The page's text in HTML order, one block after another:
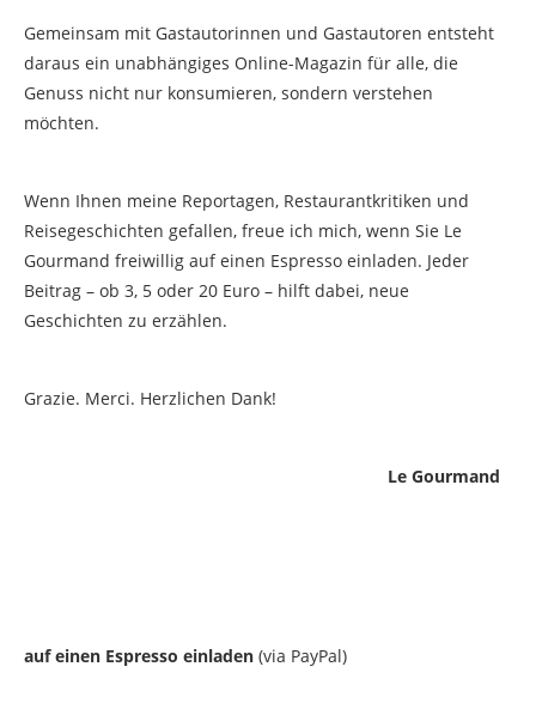
Gemeinsam mit Gastautorinnen und Gastautoren entsteht
daraus ein unabhängiges Online-Magazin für alle, die
Genuss nicht nur konsumieren, sondern verstehen
möchten.
Wenn Ihnen meine Reportagen, Restaurantkritiken und
Reisegeschichten gefallen, freue ich mich, wenn Sie Le
Gourmand freiwillig auf einen Espresso einladen. Jeder
Beitrag – ob 3, 5 oder 20 Euro – hilft dabei, neue
Geschichten zu erzählen.
Grazie. Merci. Herzlichen Dank!
Le Gourmand
auf einen Espresso einladen (via PayPal)